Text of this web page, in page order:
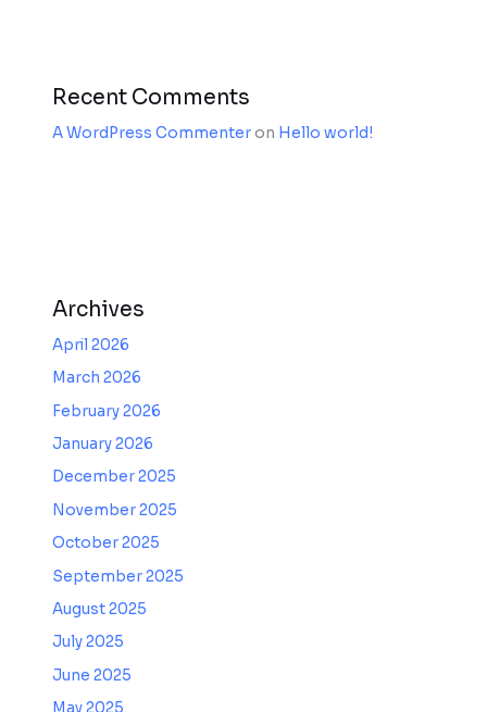
Recent Comments
A WordPress Commenteron Hello world!
Archives
April 2026
March 2026
February 2026
January 2026
December 2025
November 2025
October 2025
September 2025
August 2025
July 2025
June 2025